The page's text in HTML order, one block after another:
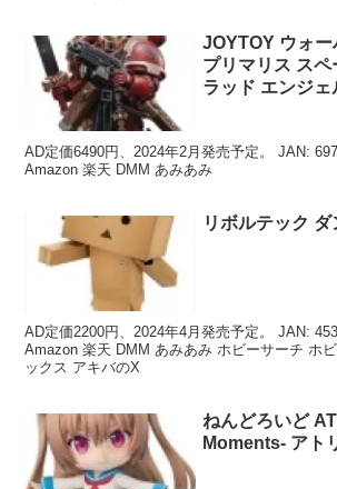
JOYTOY ウォ
プリマリス ス
ラッド エンジ
AD定価6490円、2024年2月発売予定。 JAN:
Amazon 楽天 DMM あみあみ
リボルテック
AD定価2200円、2024年4月発売予定。 JAN:
Amazon 楽天 DMM あみあみ ホビーサーチ ホ
ックス アキバのX
ねんどろいど
Moments- アト